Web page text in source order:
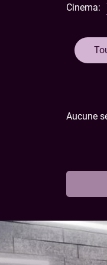
et
Cinema:
Aucune